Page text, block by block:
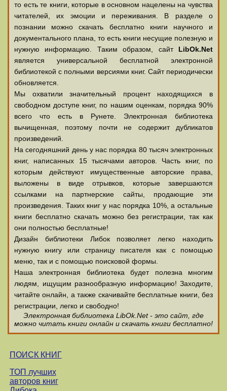
то есть те книги, которые в основном нацелены на чувства
читателей, их эмоции и переживания. В разделе о
познании можно скачать бесплатно книги научного и
документального плана, то есть книги несущие полезную и
нужную информацию. Таким образом, сайт LibOk.Net
является универсальной бесплатной электронной
библиотекой с полными версиями книг. Сайт периодически
обновляется.
Мы охватили значительный процент находящихся в
свободном доступе книг, по нашим оценкам, порядка 90%
всего что есть в Рунете. Электронная библиотека
вычищенная, поэтому почти не содержит дубликатов
произведений.
На сегодняшний день у нас порядка 80 тысяч электронных
книг, написанных 15 тысячами авторов. Часть книг, по
которым действуют имущественные авторские права,
выложены в виде отрывков, которые завершаются
ссылками на партнерские сайты, продающие эти
произведения. Таких книг у нас порядка 10%, а остальные
книги бесплатно скачать можно без регистрации, так как
они полностью бесплатные!
Дизайн библиотеки Либок позволяет легко находить
нужную книгу или страницу писателя как с помощью
меню, так и с помощью поисковой формы.
Наша электронная библиотека будет полезна многим
людям, ищущим разнообразную информацию! Заходите,
читайте онлайн, а также скачивайте бесплатные книги, без
регистрации, легко и свободно!
Электронная библиотека LibOk.Net - это сайт, где
можно читать книги онлайн и скачать книги бесплатно!
ПОИСК КНИГ
ТОП лучших
авторов книг